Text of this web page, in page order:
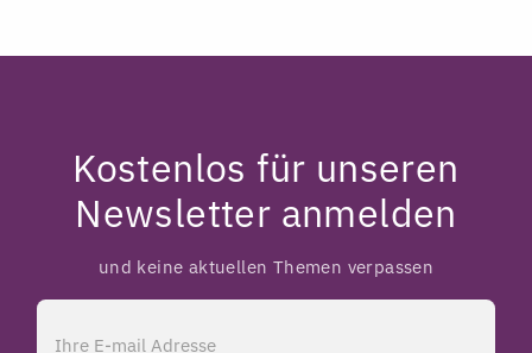
Kostenlos für unseren
Newsletter anmelden
und keine aktuellen Themen verpassen